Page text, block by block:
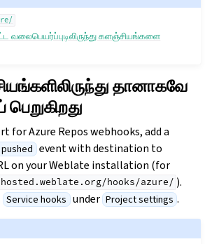
வலைபெயர்ப்புடிலிருந்து களஞ்சியங்களை
தானாகவே
for Azure Repos webhooks, add a
event with destination to
on your Weblate installation (for
hooks/azure/ ).
Service hooks under Project settings .